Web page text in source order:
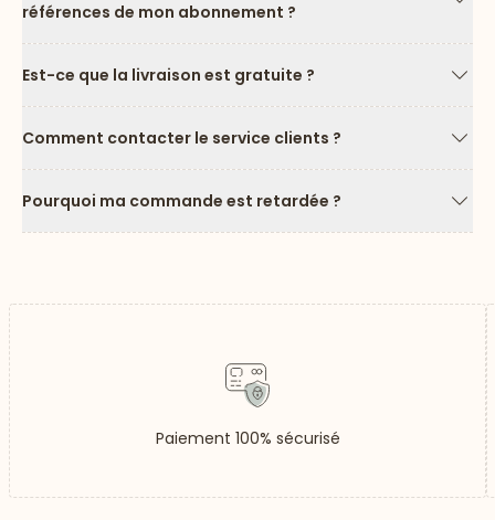
références de mon abonnement ?
Est-ce que la livraison est gratuite ?
Comment contacter le service clients ?
Pourquoi ma commande est retardée ?
Paiement 100% sécurisé